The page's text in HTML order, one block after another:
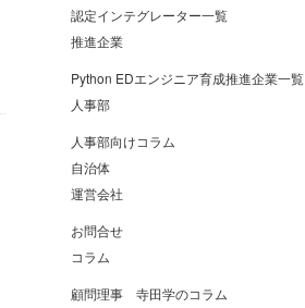
認定インテグレーター一覧
推進企業
Python EDエンジニア育成推進企業一覧
人事部
人事部向けコラム
自治体
運営会社
お問合せ
コラム
顧問理事 寺田学のコラム